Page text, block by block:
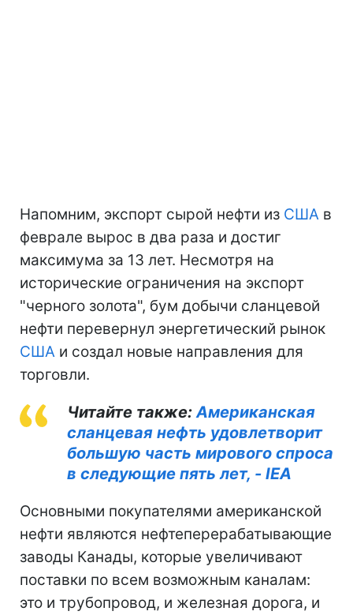
Напомним, экспорт сырой нефти из США в
феврале вырос в два раза и достиг
максимума за 13 лет. Несмотря на
исторические ограничения на экспорт
"черного золота", бум добычи сланцевой
нефти перевернул энергетический рынок
США и создал новые направления для
торговли.
Читайте также:Американская
сланцевая нефть удовлетворит
большую часть мирового спроса
в следующие пять лет, - IEA
Основными покупателями американской
нефти являются нефтеперерабатывающие
заводы Канады, которые увеличивают
поставки по всем возможным каналам:
это и трубопровод, и железная дорога, и